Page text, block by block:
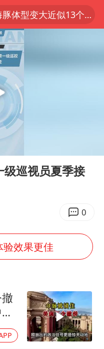
台风白海豚体型变大近似13个浙江面积
运动上场
青海拉面”店
牺牲 年仅44岁
8年3个女儿均非亲生
时开着更省电”不实
985博士后被曝在妻子孕期出轨后续
休三”但要降薪1000元
97岁英国奶奶飞上天再破吉尼斯纪录
菜之乡”最高温达41.8℃
巡视员夏季接
0
效果更佳